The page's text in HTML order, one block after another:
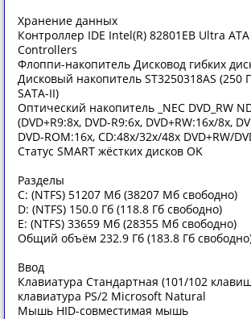
Хранение данных
Контроллер IDE Intel(R) 82801EB Ultra
Controllers
Флоппи-накопитель Дисковод гибких
Дисковый накопитель ST3250318AS (250
SATA-II)
Оптический накопитель _NEC DVD_RW
(DVD+R9:8x, DVD-R9:6x, DVD+RW:16x/8x,
DVD-ROM:16x, CD:48x/32x/48x DVD+RW/
Статус SMART жёстких дисков OK
Разделы
C: (NTFS) 51207 Мб (38207 Мб свободно)
D: (NTFS) 150.0 Гб (118.8 Гб свободно)
E: (NTFS) 33659 Мб (28355 Мб свободно)
Общий объём 232.9 Гб (183.8 Гб
Ввод
Клавиатура Стандартная (101/102
клавиатура PS/2 Microsoft Natural
Мышь HID-совместимая мышь